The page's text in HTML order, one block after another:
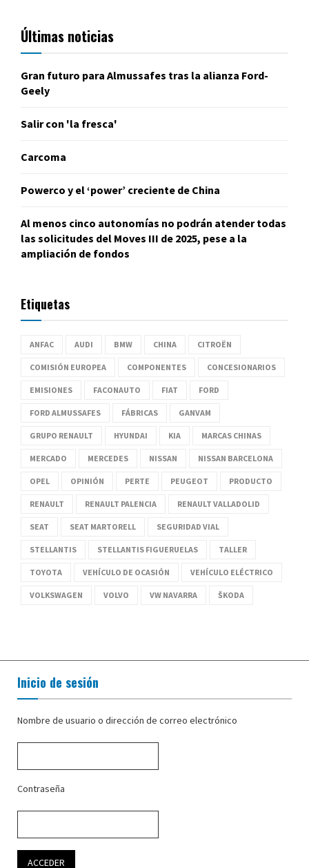
Últimas noticias
Gran futuro para Almussafes tras la alianza Ford-
Geely
Salir con 'la fresca'
Carcoma
Powerco y el ‘power’ creciente de China
Al menos cinco autonomías no podrán atender todas
las solicitudes del Moves III de 2025, pese a la
ampliación de fondos
Etiquetas
ANFAC AUDI BMW CHINA CITROËN
COMISIÓN EUROPEA COMPONENTES CONCESIONARIOS
EMISIONES FACONAUTO FIAT FORD
FORD ALMUSSAFES FÁBRICAS GANVAM
GRUPO RENAULT HYUNDAI KIA MARCAS CHINAS
MERCADO MERCEDES NISSAN NISSAN BARCELONA
OPEL OPINIÓN PERTE PEUGEOT PRODUCTO
RENAULT RENAULT PALENCIA RENAULT VALLADOLID
SEAT SEAT MARTORELL SEGURIDAD VIAL
STELLANTIS STELLANTIS FIGUERUELAS TALLER
TOYOTA VEHÍCULO DE OCASIÓN VEHÍCULO ELÉCTRICO
VOLKSWAGEN VOLVO VW NAVARRA ŠKODA
Inicio de sesión
Nombre de usuario o dirección de correo electrónico
Contraseña